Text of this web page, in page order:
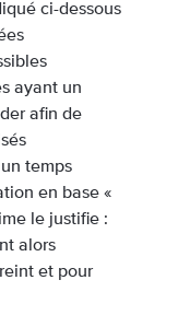
ci-dessous
ayant un
afin de
temps
en base «
le justifie :
alors
et pour